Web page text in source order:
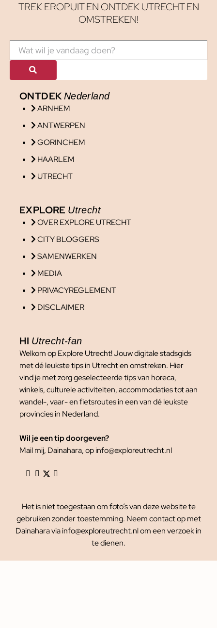
TREK EROPUIT EN ONTDEK UTRECHT EN
OMSTREKEN!
ONTDEKNederland
ARNHEM
ANTWERPEN
GORINCHEM
HAARLEM
UTRECHT
EXPLORE Utrecht
OVER EXPLORE UTRECHT
CITY BLOGGERS
SAMENWERKEN
MEDIA
PRIVACYREGLEMENT
DISCLAIMER
HI Utrecht-fan
Welkom op Explore Utrecht! Jouw digitale stadsgids
met dé leukste tips in Utrecht en omstreken. Hier
vind je met zorg geselecteerde tips van horeca,
winkels, culturele activiteiten, accommodaties tot aan
wandel-, vaar- en fietsroutes in een van dé leukste
provincies in Nederland.
Wil je een tip doorgeven?
Mail mij, Dainahara, op info@exploreutrecht.nl
Het is niet toegestaan om foto’s van deze website te
gebruiken zonder toestemming. Neem contact op met
Dainahara via info@exploreutrecht.nl om een verzoek in
te dienen.